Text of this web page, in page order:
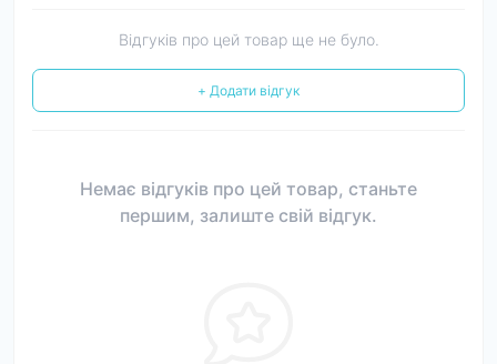
Відгуків про цей товар ще не було.
+ Додати відгук
Немає відгуків про цей товар, станьте
першим, залиште свій відгук.